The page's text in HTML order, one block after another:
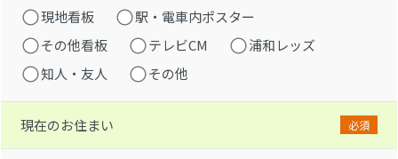
現地看板
駅・電車内ポスター
その他看板
テレビCM
浦和レッズ
知人・友人
その他
現在のお住まい 必須